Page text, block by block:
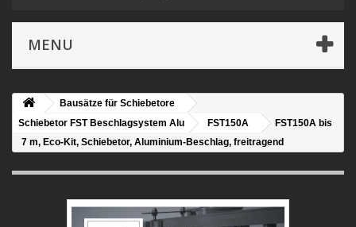
MENU
Bausätze für Schiebetore
Schiebetor FST Beschlagsystem Alu
FST150A
FST150A bis
7 m, Eco-Kit, Schiebetor, Aluminium-Beschlag, freitragend